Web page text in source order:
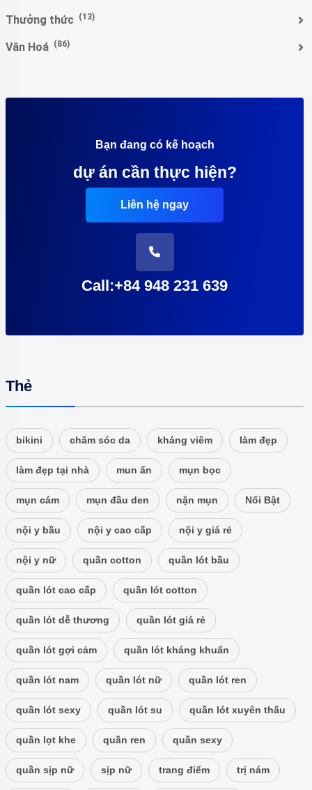
Thưởng thức (13)
Văn Hoá (86)
Bạn đang có kế hoạch
dự án cần thực hiện?
Liên hệ ngay
Call:+84 948 231 639
Thẻ
bikini chăm sóc da kháng viêm làm đẹp
làm đẹp tại nhà mun ẩn mụn bọc
mụn cám mụn đầu den nặn mụn Nổi Bật
nội y bầu nội y cao cấp nội y giá rẻ
nội y nữ quần cotton quần lót bầu
quần lót cao cấp quần lót cotton
quần lót dễ thương quần lót giá rẻ
quần lót gợi cảm quần lót kháng khuẩn
quần lót nam quần lót nữ quần lót ren
quần lót sexy quần lót su quần lót xuyên thấu
quần lọt khe quần ren quần sexy
quần sịp nữ sịp nữ trang điểm trị nám